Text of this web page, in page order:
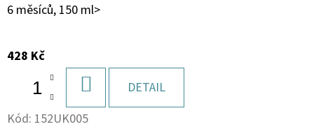
6 měsíců, 150 ml>
428 Kč
KOŠÍKU
DETAIL
Kód: 152UK005